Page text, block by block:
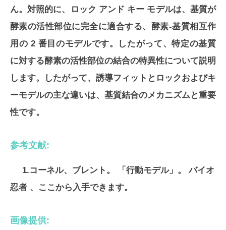
ん。対照的に、ロック アンド キー モデルは、基質が
酵素の活性部位に完全に適合する、酵素-基質相互作
用の 2 番目のモデルです。したがって、特定の基質
に対する酵素の活性部位の結合の特異性について説明
します。したがって、誘導フィットとロックおよびキ
ーモデルの主な違いは、基質結合のメカニズムと重要
性です。
参考文献:
1.コーネル、ブレント。 「行動モデル」。バイオ
忍者 、ここから入手できます。
画像提供: